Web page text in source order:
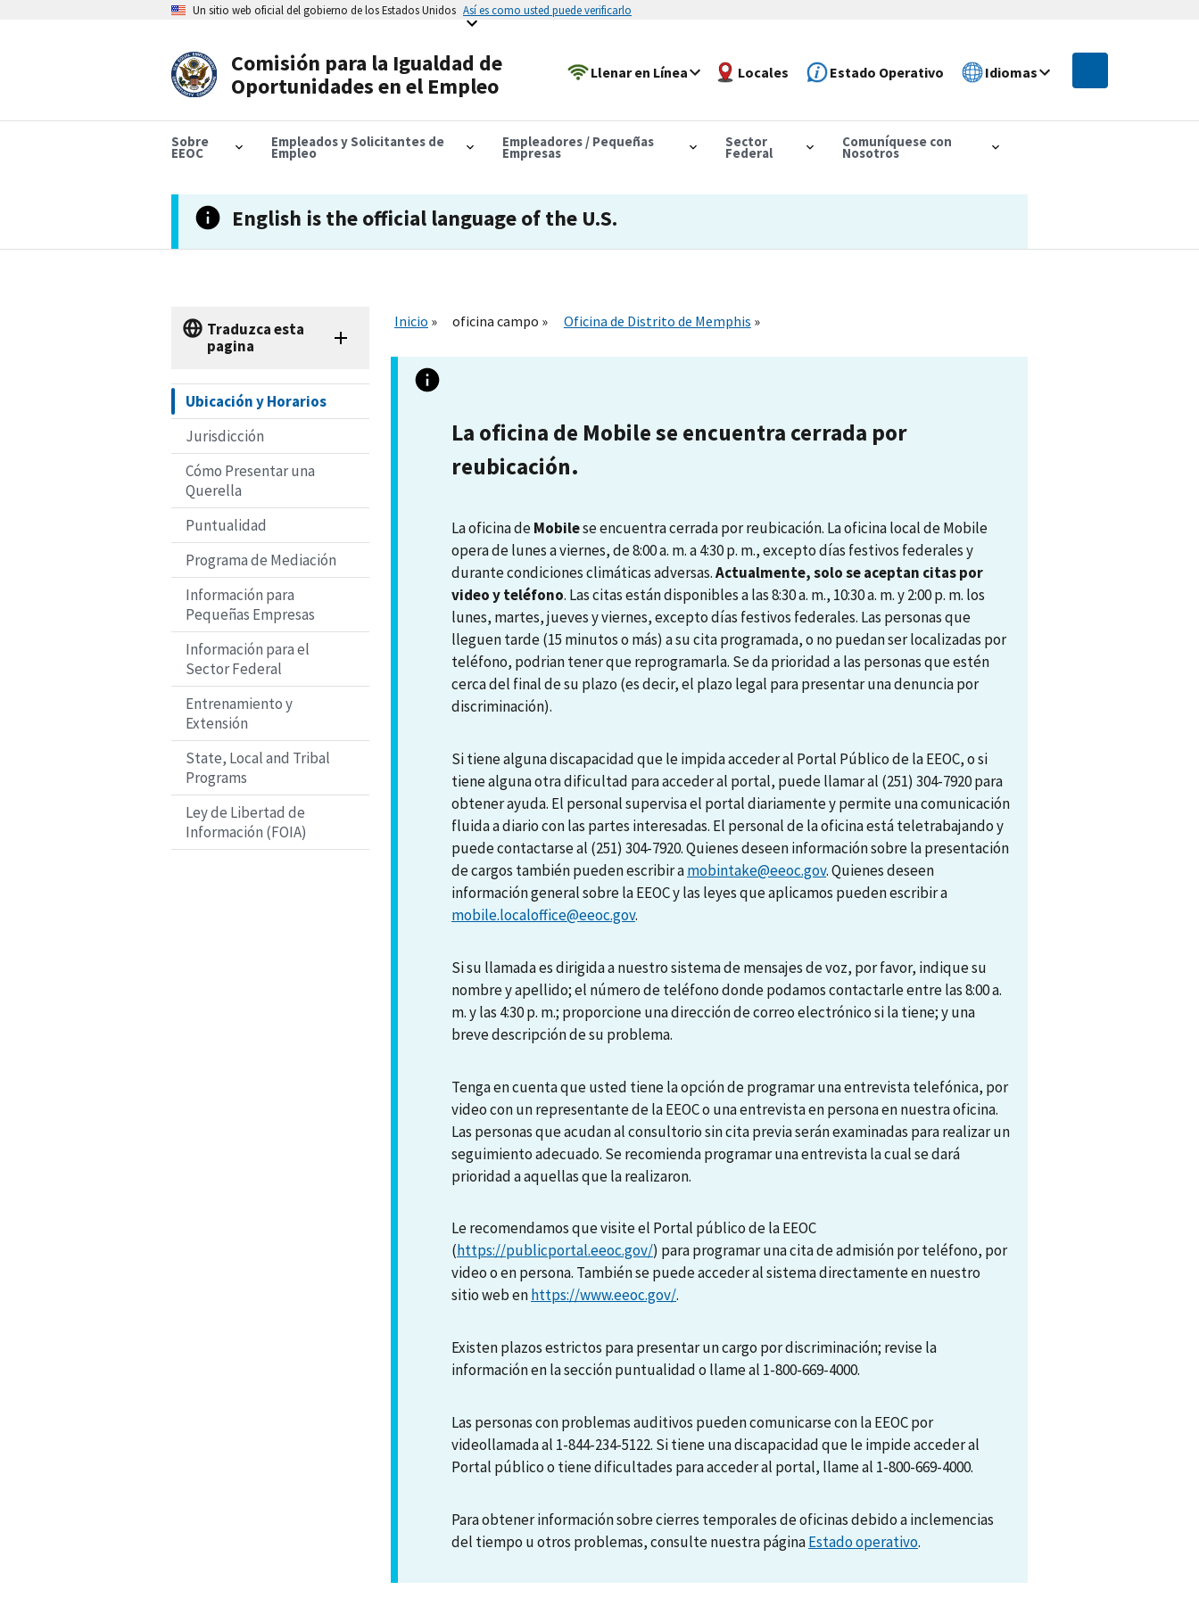
Un sitio web oficial del gobierno de los Estados Unidos Así es como usted puede verificarlo
Comisión para la Igualdad de
Oportunidades en el Empleo
Llenar en Línea Locales Estado Operativo Idiomas
Sobre
EEOC
Empleados y Solicitantes de
Empleo
Empleadores / Pequeñas
Empresas
Sector
Federal
Comuníquese con
Nosotros
English is the official language of the U.S.
Traduzca esta
pagina
Ubicación y Horarios
Jurisdicción
Cómo Presentar una
Querella
Puntualidad
Programa de Mediación
Información para
Pequeñas Empresas
Información para el
Sector Federal
Entrenamiento y
Extensión
State, Local and Tribal
Programs
Ley de Libertad de
Información (FOIA)
Inicio oficina campo Oficina de Distrito de Memphis
La oficina de Mobile se encuentra cerrada por
reubicación.
La oficina deMobilese encuentra cerrada por reubicación. La oficina local de Mobile
opera de lunes a viernes, de 8:00 a. m. a 4:30 p. m., excepto días festivos federales y
durante condiciones climáticas adversas.Actualmente, solo se aceptan citas por
video y teléfono. Las citas están disponibles a las 8:30 a. m., 10:30 a. m. y 2:00 p. m. los
lunes, martes, jueves y viernes, excepto días festivos federales. Las personas que
lleguen tarde (15 minutos o más) a su cita programada, o no puedan ser localizadas por
teléfono, podrian tener que reprogramarla. Se da prioridad a las personas que estén
cerca del final de su plazo (es decir, el plazo legal para presentar una denuncia por
discriminación).
Si tiene alguna discapacidad que le impida acceder al Portal Público de la EEOC, o si
tiene alguna otra dificultad para acceder al portal, puede llamar al (251) 304-7920 para
obtener ayuda. El personal supervisa el portal diariamente y permite una comunicación
fluida a diario con las partes interesadas. El personal de la oficina está teletrabajando y
puede contactarse al (251) 304-7920. Quienes deseen información sobre la presentación
de cargos también pueden escribir amobintake@eeoc.gov. Quienes deseen
información general sobre la EEOC y las leyes que aplicamos pueden escribir a
mobile.localoffice@eeoc.gov.
Si su llamada es dirigida a nuestro sistema de mensajes de voz, por favor, indique su
nombre y apellido; el número de teléfono donde podamos contactarle entre las 8:00 a.
m. y las 4:30 p. m.; proporcione una dirección de correo electrónico si la tiene; y una
breve descripción de su problema.
Tenga en cuenta que usted tiene la opción de programar una entrevista telefónica, por
video con un representante de la EEOC o una entrevista en persona en nuestra oficina.
Las personas que acudan al consultorio sin cita previa serán examinadas para realizar un
seguimiento adecuado. Se recomienda programar una entrevista la cual se dará
prioridad a aquellas que la realizaron.
Le recomendamos que visite el Portal público de la EEOC
(https://publicportal.eeoc.gov/) para programar una cita de admisión por teléfono, por
video o en persona. También se puede acceder al sistema directamente en nuestro
sitio web enhttps://www.eeoc.gov/.
Existen plazos estrictos para presentar un cargo por discriminación; revise la
información en la sección puntualidad o llame al 1-800-669-4000.
Las personas con problemas auditivos pueden comunicarse con la EEOC por
videollamada al 1-844-234-5122. Si tiene una discapacidad que le impide acceder al
Portal público o tiene dificultades para acceder al portal, llame al 1-800-669-4000.
Para obtener información sobre cierres temporales de oficinas debido a inclemencias
del tiempo u otros problemas, consulte nuestra páginaEstado operativo.